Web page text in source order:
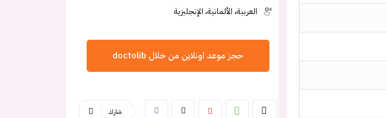
العربية، الألمانية، الإنجليزية
حجز موعد اونلاين من خلال doctolib
شارك